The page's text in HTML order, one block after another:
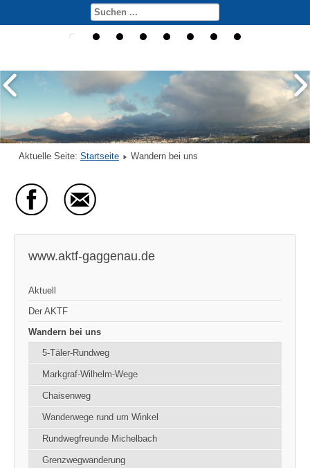
Aktuelle Seite: Startseite Wandern bei uns
www.aktf-gaggenau.de
Aktuell
Der AKTF
Wandern bei uns
5-Täler-Rundweg
Markgraf-Wilhelm-Wege
Chaisenweg
Wanderwege rund um Winkel
Rundwegfreunde Michelbach
Grenzwegwanderung